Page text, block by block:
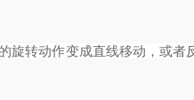
旋转动作变成直线移动，或者